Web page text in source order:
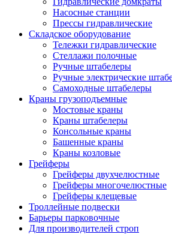
Насосные станции
Прессы гидравлические
Складское оборудование
Тележки гидравлические
Cтеллажи полочные
Ручные штабелеры
Ручные электрические
Самоходные штабелеры
Краны грузоподъемные
Мостовые краны
Краны штабелеры
Консольные краны
Башенные краны
Краны козловые
Грейферы
Грейферы двухчелюстные
Грейферы многочелюстные
Грейферы клещевые
Троллейные подвески
Барьеры парковочные
Для производителей строп